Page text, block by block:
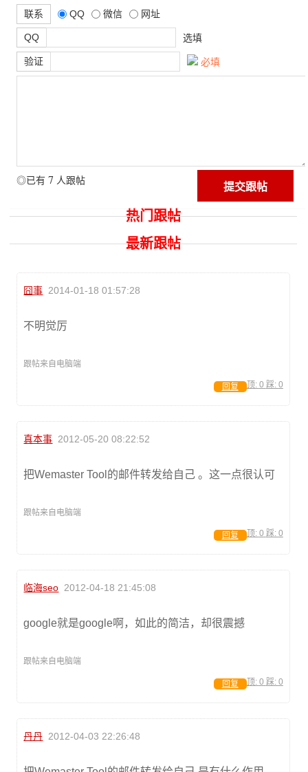
联系 QQ 微信 网址
QQ 选填
验证 必填
◎已有 7 人跟帖
热门跟帖
最新跟帖
囧事 2014-01-18 01:57:28
不明觉厉
跟帖来自电脑端
顶: 0 踩: 0
回复
真本事 2012-05-20 08:22:52
把Wemaster Tool的邮件转发给自己 。这一点很认可
跟帖来自电脑端
顶: 0 踩: 0
回复
临海seo 2012-04-18 21:45:08
google就是google啊，如此的简洁，却很震撼
跟帖来自电脑端
顶: 0 踩: 0
回复
丹丹 2012-04-03 22:26:48